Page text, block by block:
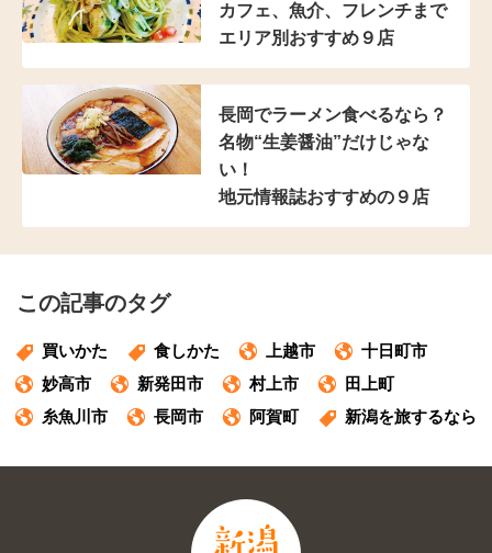
カフェ、魚介、フレンチまで
エリア別おすすめ９店
長岡でラーメン食べるなら？
名物“生姜醤油”だけじゃな
い！
地元情報誌おすすめの９店
この記事のタグ
買いかた 食しかた 上越市
十日町市
妙高市
新発田市 村上市
田上町
糸魚川市
長岡市 阿賀町 新潟を旅するなら